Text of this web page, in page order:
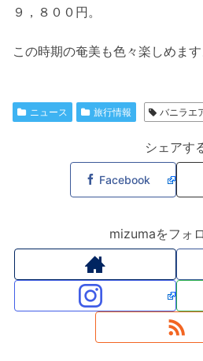
９，８００円。
この時期の奄美も色々楽しめま
ニュース 旅行情報 バニラエ
シェアす
Facebook
mizumaをフォ